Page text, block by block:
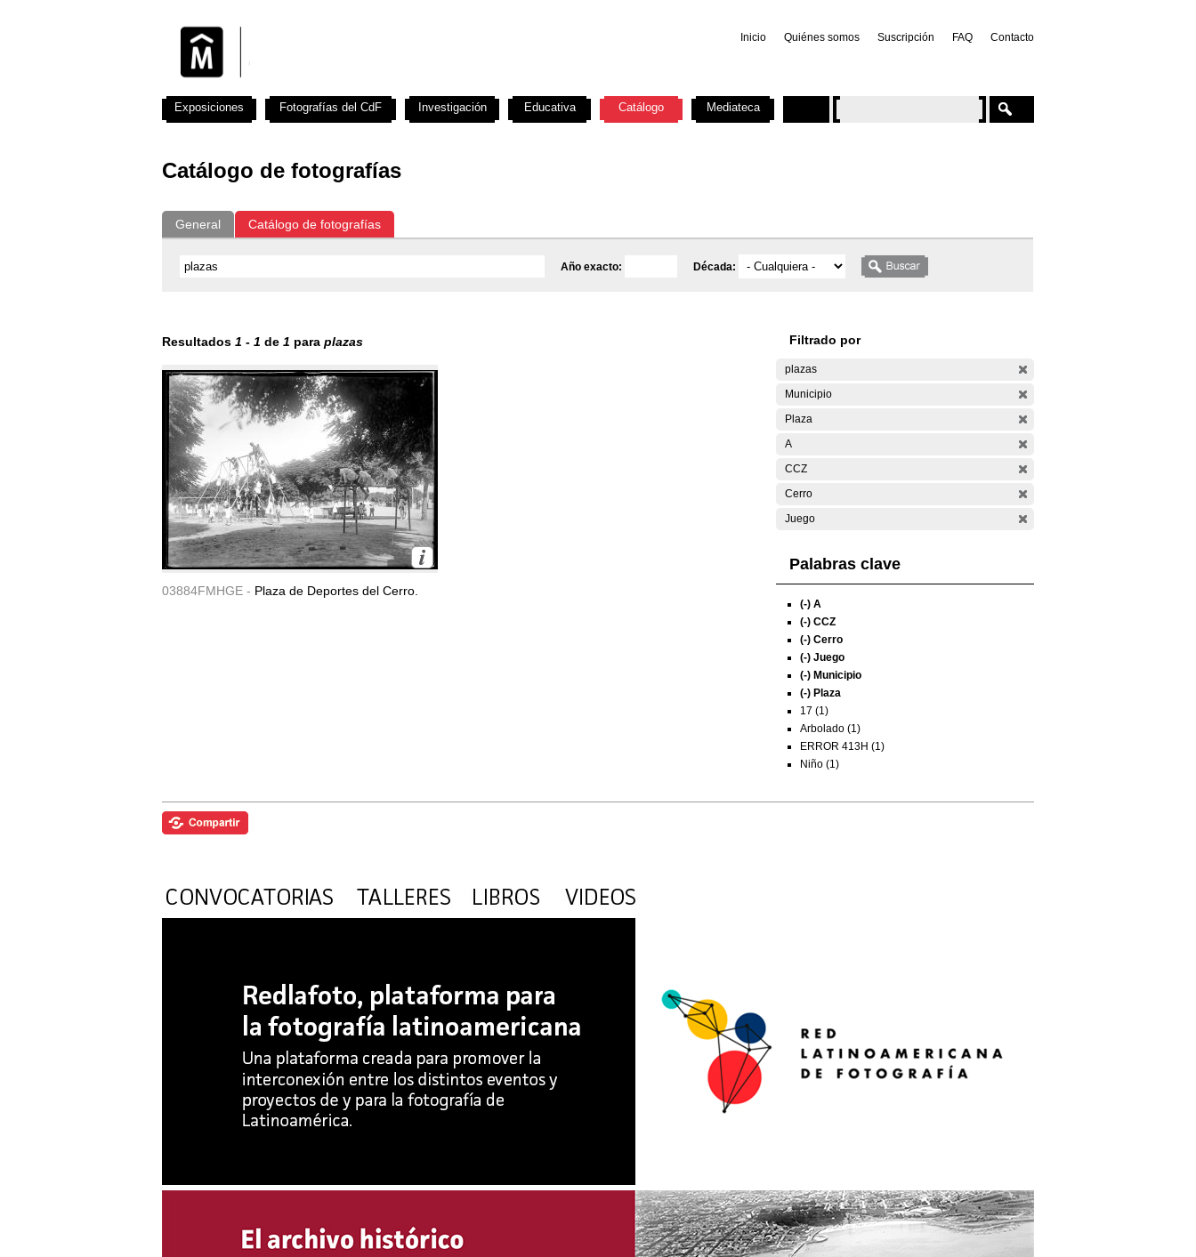
Inicio Quiénes somos Suscripción FAQ Contacto
Catálogo de fotografías
General Catálogo de fotografías
Año exacto: Década:
Resultados 1 - 1 de 1 para plazas
03884FMHGE - Plaza de Deportes del Cerro.
Filtrado por
plazas
Municipio
Plaza
A
CCZ
Cerro
Juego
Palabras clave
(-) A
(-) CCZ
(-) Cerro
(-) Juego
(-) Municipio
(-) Plaza
17 (1)
Arbolado (1)
ERROR 413H (1)
Niño (1)
Exposiciones Fotografías del CdF Investigación Educativa Catálogo Mediateca